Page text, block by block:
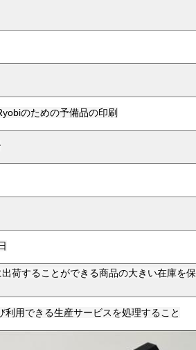
のための予備品の印刷
荷することができる商品の大きい在庫を保
用できる生産サービスを処理すること